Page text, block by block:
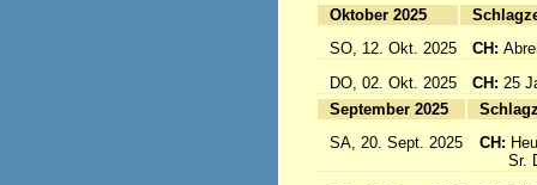
Oktober 2025
SO, 12. Okt. 2025
CH:
DO, 02. Okt. 2025
CH: 25
September 2025
SA, 20. Sept. 2025
CH:
Sr.